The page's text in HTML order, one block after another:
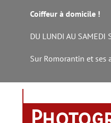
Coiffeur à domicile !
DU LUNDI AU SAMEDI
Sur Romorantin et ses